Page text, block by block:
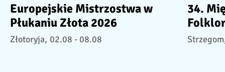
Europejskie Mistrzostwa w
Płukaniu Złota 2026
Złotoryja, 02.08 - 08.08
34.